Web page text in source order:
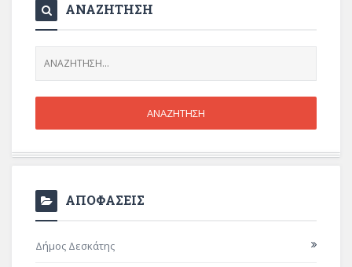
ΑΝΑΖΗΤΗΣΗ
ΑΠΟΦΑΣΕΙΣ
Δήμος Δεσκάτης